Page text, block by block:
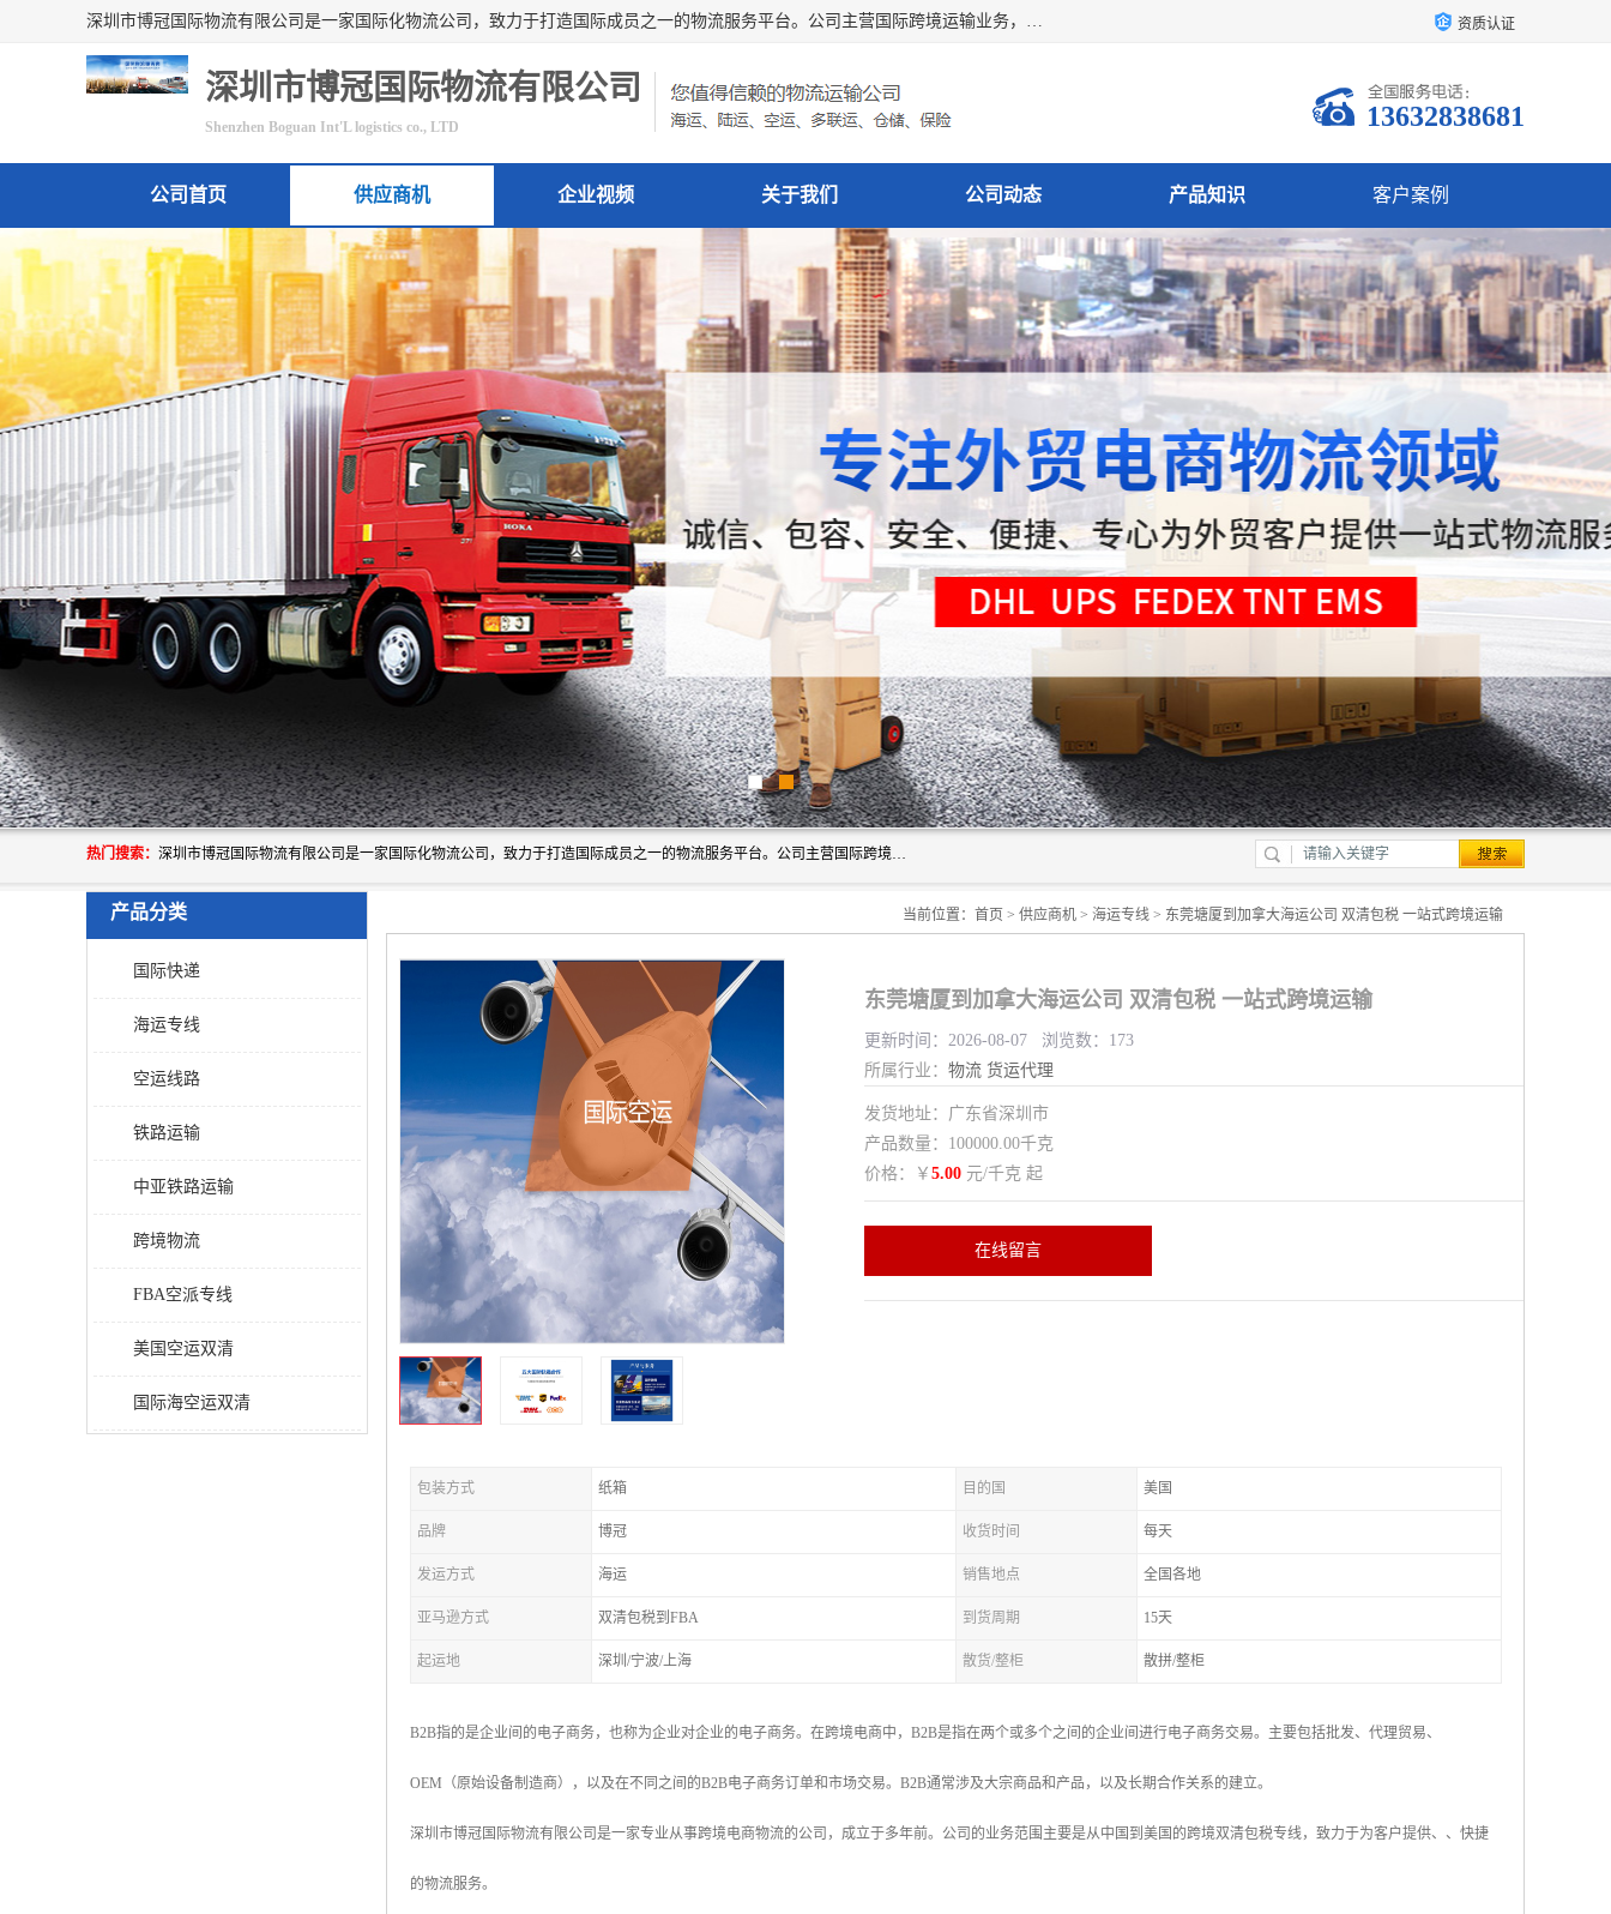
深圳市博冠国际物流有限公司是一家国际化物流公司，致力于打造国际成员之一的物流服务平台。公司主营国际跨境运输业务，提供国际快递、FBA空派专线、国际海空运、国际空运专线、中欧铁路运输等国际海空运、国际快递、国际铁路运输及跨境专线物流等各类进出口运输方面的业务。 资质认证
深圳市博冠国际物流有限公司
Shenzhen Boguan Int'L logistics co., LTD 13632838681
公司首页 供应商机 企业视频 关于我们 公司动态 产品知识 客户案例
联系方式
热门搜索： 深圳市博冠国际物流有限公司是一家国际化物流公司，致力于打造国际成员之一的物流服务平台。公司主营国际跨境运输业务，提供国际快递、FBA空派专线、国际海空运、国际空运专线、中欧铁路运输等国际海空运、国际快递、国际铁路运输及跨境专线物流等各类进出口运输方面的业务。
产品分类
国际快递
海运专线
空运线路
铁路运输
中亚铁路运输
跨境物流
FBA空派专线
美国空运双清
国际海空运双清
当前位置： 首页 > 供应商机 > 海运专线 > 东莞塘厦到加拿大海运公司 双清包税 一站式跨境运输
东莞塘厦到加拿大海运公司 双清包税 一站式跨境运输
更新时间：2026-08-07 浏览数：173
所属行业： 物流 货运代理
发货地址：广东省深圳市
产品数量：100000.00千克
价格：￥ 5.00 元/千克 起
在线留言
包装方式 纸箱 目的国 美国
品牌 博冠 收货时间 每天
发运方式 海运 销售地点 全国各地
亚马逊方式 双清包税到FBA 到货周期 15天
起运地 深圳/宁波/上海 散货/整柜 散拼/整柜
B2B指的是企业间的电子商务，也称为企业对企业的电子商务。在跨境电商中，B2B是指在两个或多个之间的企业间进行电子商务交易。主要包括批发、代理贸易、
OEM（原始设备制造商），以及在不同之间的B2B电子商务订单和市场交易。B2B通常涉及大宗商品和产品，以及长期合作关系的建立。
深圳市博冠国际物流有限公司是一家专业从事跨境电商物流的公司，成立于多年前。公司的业务范围主要是从中国到美国的跨境双清包税专线，致力于为客户提供、、快捷
的物流服务。